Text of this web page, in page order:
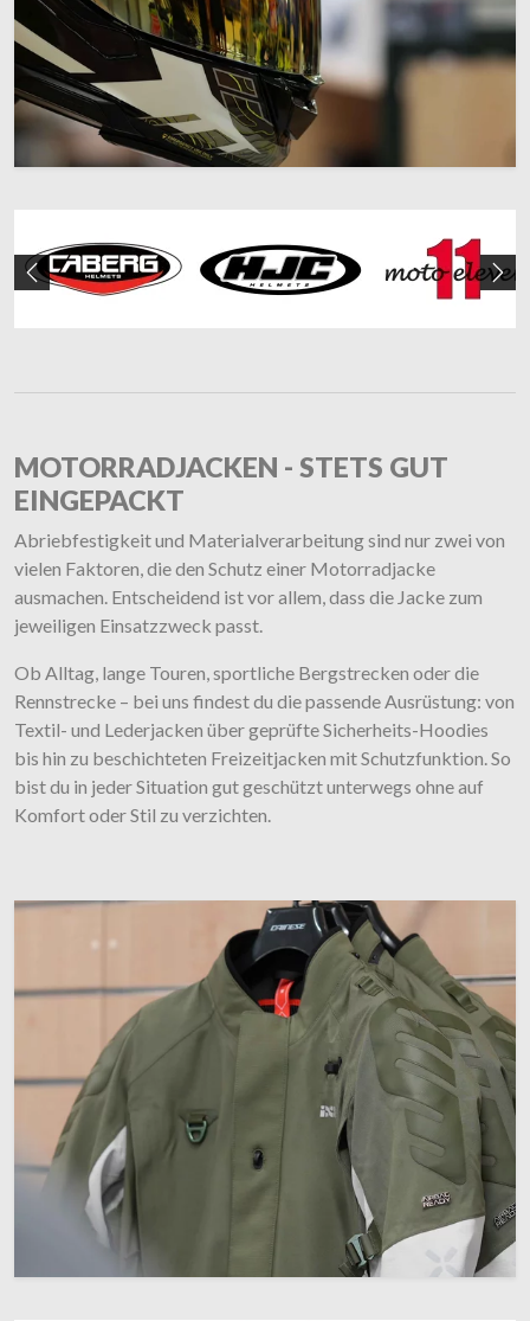
Zurück
MOTORRADJACKEN - STETS GUT
EINGEPACKT
Abriebfestigkeit und Materialverarbeitung sind nur zwei von
vielen Faktoren, die den Schutz einer Motorradjacke
ausmachen. Entscheidend ist vor allem, dass die Jacke zum
jeweiligen Einsatzzweck passt.
Ob Alltag, lange Touren, sportliche Bergstrecken oder die
Rennstrecke – bei uns findest du die passende Ausrüstung: von
Textil- und Lederjacken über geprüfte Sicherheits-Hoodies
bis hin zu beschichteten Freizeitjacken mit Schutzfunktion. So
bist du in jeder Situation gut geschützt unterwegs ohne auf
Komfort oder Stil zu verzichten.